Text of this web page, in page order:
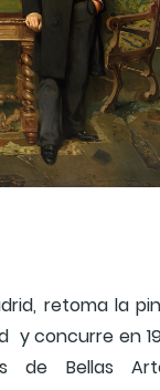
retoma la
y concurre en
de Bellas